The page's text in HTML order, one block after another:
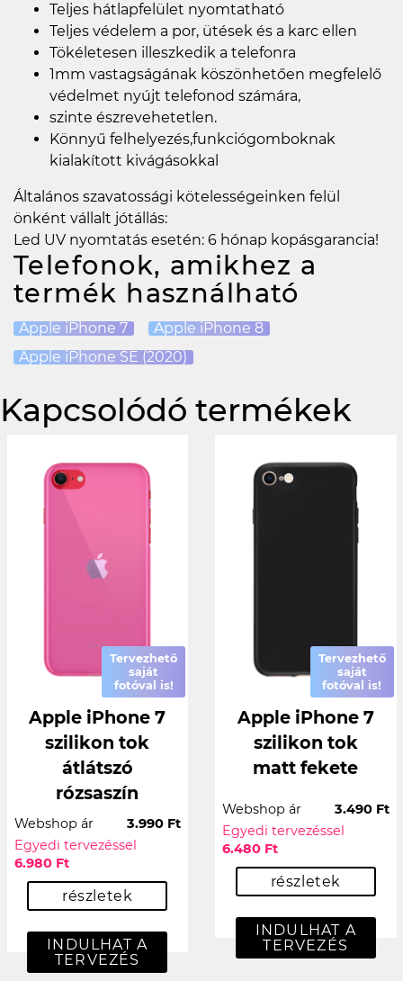
Teljes hátlapfelület nyomtatható
Teljes védelem a por, ütések és a karc ellen
Tökéletesen illeszkedik a telefonra
1mm vastagságának köszönhetően megfelelő
védelmet nyújt telefonod számára,
szinte észrevehetetlen.
Könnyű felhelyezés,funkciógomboknak
kialakított kivágásokkal
Általános szavatossági kötelességeinken felül
önként vállalt jótállás:
Led UV nyomtatás esetén: 6 hónap kopásgarancia!
Telefonok, amikhez a
termék használható
Apple iPhone 7
Apple iPhone 8
Apple iPhone SE (2020)
Kapcsolódó termékek
Tervezhető
saját
fotóval is!
Apple iPhone 7
szilikon tok
átlátszó
rózsaszín
Webshop ár
3.990 Ft
Egyedi tervezéssel
6.980 Ft
részletek
INDULHAT A
TERVEZÉS
Tervezhető
saját
fotóval is!
Apple iPhone 7
szilikon tok
matt fekete
Webshop ár
3.490 Ft
Egyedi tervezéssel
6.480 Ft
részletek
INDULHAT A
TERVEZÉS